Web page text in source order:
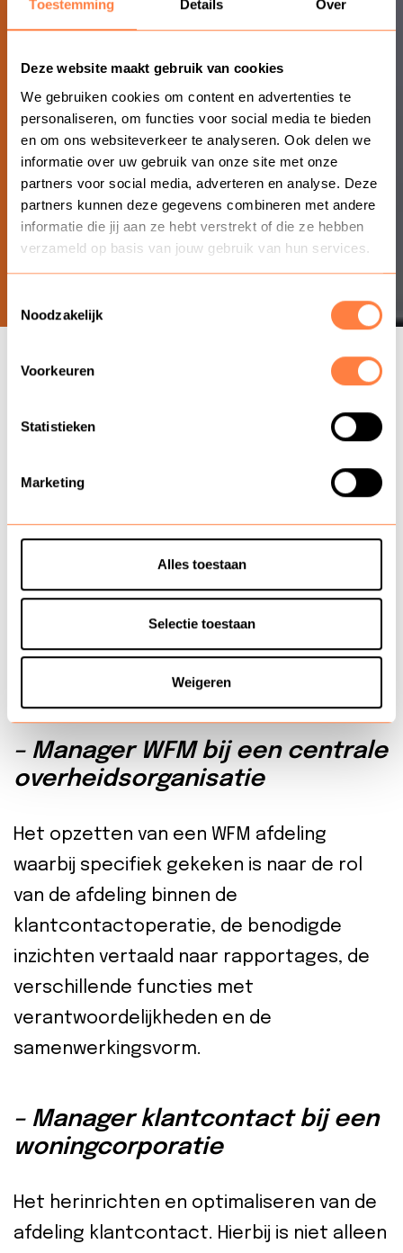
Toestemming Details Over
Deze website maakt gebruik van cookies
We gebruiken cookies om content en advertenties te
personaliseren, om functies voor social media te bieden
en om ons websiteverkeer te analyseren. Ook delen we
informatie over uw gebruik van onze site met onze
partners voor social media, adverteren en analyse. Deze
partners kunnen deze gegevens combineren met andere
informatie die jij aan ze hebt verstrekt of die ze hebben
verzameld op basis van jouw gebruik van hun services.
Noodzakelijk
Voorkeuren
Statistieken
Marketing
Alles toestaan
Selectie toestaan
Weigeren
< Terug naar Interim professionals
Afgeronde projecten
Hieronder zie je ter inspiratie een greep
uit de verschillende interim posities die
we het afgelopen jaar hebben mogen
– Manager WFM bij een centrale
overheidsorganisatie
Het opzetten van een WFM afdeling
waarbij specifiek gekeken is naar de rol
van de afdeling binnen de
klantcontactoperatie, de benodigde
inzichten vertaald naar rapportages, de
verschillende functies met
verantwoordelijkheden en de
samenwerkingsvorm.
– Manager klantcontact bij een
woningcorporatie
Het herinrichten en optimaliseren van de
afdeling klantcontact. Hierbij is niet alleen